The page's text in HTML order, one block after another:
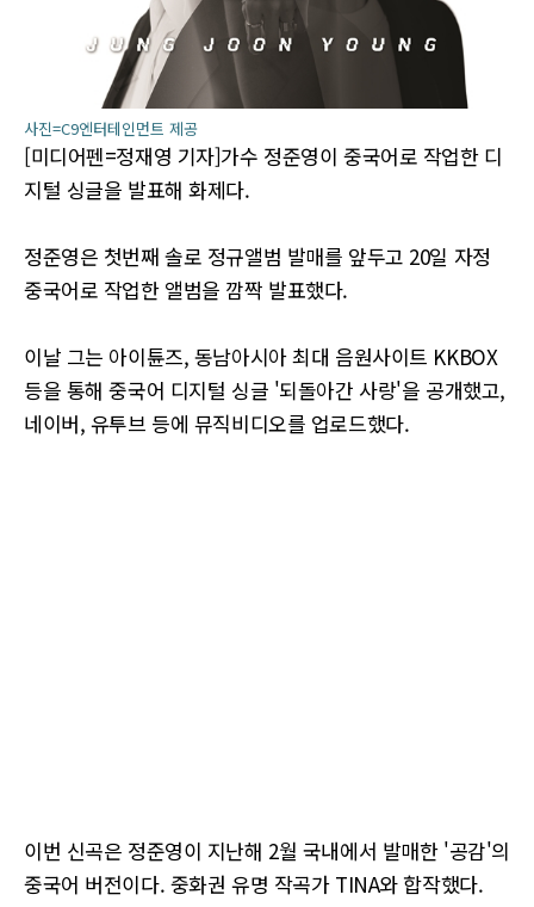
사진=C9엔터테인먼트 제공
[미디어펜=정재영 기자]가수 정준영이 중국어로 작업한 디
지털 싱글을 발표해 화제다.
정준영은 첫번째 솔로 정규앨범 발매를 앞두고 20일 자정
중국어로 작업한 앨범을 깜짝 발표했다.
이날 그는 아이튠즈, 동남아시아 최대 음원사이트 KKBOX
등을 통해 중국어 디지털 싱글 '되돌아간 사랑'을 공개했고,
네이버, 유투브 등에 뮤직비디오를 업로드했다.
이번 신곡은 정준영이 지난해 2월 국내에서 발매한 '공감'의
중국어 버전이다. 중화권 유명 작곡가 TINA와 합작했다.